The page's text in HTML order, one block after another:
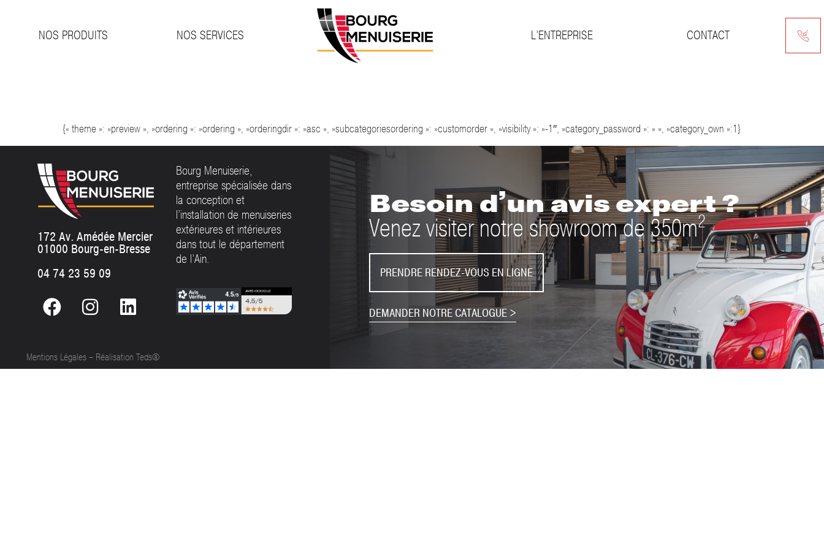
NOS PRODUITS NOS SERVICES L’ENTREPRISE CONTACT
{« theme »: »preview », »ordering »: »ordering », »orderingdir »: »asc », »subcategoriesordering »: »customorder », »visibility »: »-1″, »category_password »: » », »category_own »:1}
172 Av. Amédée Mercier
01000 Bourg-en-Bresse
04 74 23 59 09
Bourg Menuiserie,
entreprise spécialisée dans
la conception et
l’installation de menuiseries
extérieures et intérieures
dans tout le département
de l’Ain.
Mentions Légales– Réalisation Teds®
Besoin d’un avis expert ?
Venez visiter notre showroom de 350m2
PRENDRE RENDEZ-VOUS EN LIGNE
DEMANDER NOTRE CATALOGUE >